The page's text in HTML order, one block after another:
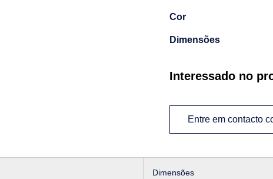
Cor
Dimensões
Interessado no
Entre em contacto
Dimensões